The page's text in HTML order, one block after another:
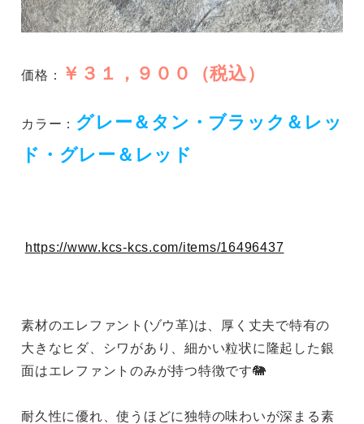
価格： ￥３１，９００（税込）
カラー： グレー＆タン・ブラック＆レッ
ド・グレー＆レッド
https://www.kcs-kcs.com/items/16496437
素材のエレファント(ゾウ革)は、厚く丈夫で特有の
大きなヒダ、シワがあり、細かい粒状に隆起した銀
面はエレファントのみが持つ特徴です🐘
耐久性に優れ、使うほどに独特の味わいが深まる素